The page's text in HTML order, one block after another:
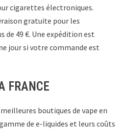
cigarettes électroniques.
gratuite pour les
49 €. Une expédition est
jour si votre commande est
FRANCE
boutiques de vape en
de e-liquides et leurs coûts